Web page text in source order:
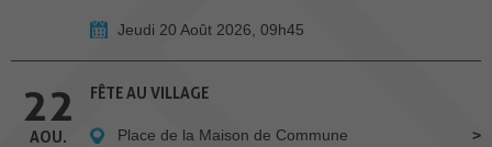
Jeudi 20 Août 2026, 09h45
22
AOU.
FÊTE AU VILLAGE
Place de la Maison de Commune